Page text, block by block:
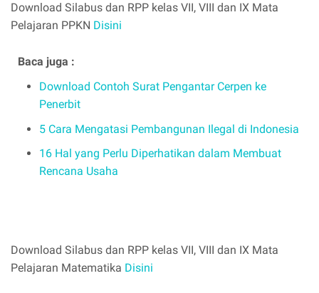
Download Silabus dan RPP kelas VII, VIII dan IX Mata
Pelajaran PPKN Disini
Baca juga :
Download Contoh Surat Pengantar Cerpen ke
Penerbit
5 Cara Mengatasi Pembangunan Ilegal di Indonesia
16 Hal yang Perlu Diperhatikan dalam Membuat
Rencana Usaha
Download Silabus dan RPP kelas VII, VIII dan IX Mata
Pelajaran Matematika Disini